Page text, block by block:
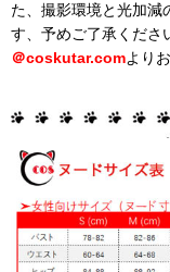
た、撮影環境と光加減
す、予めご了承くださ
＠coskutar.comより